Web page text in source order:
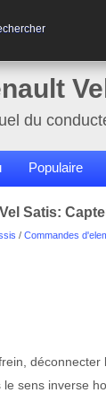
du
Populaire
Satis:
/ Commandes
sens inverse